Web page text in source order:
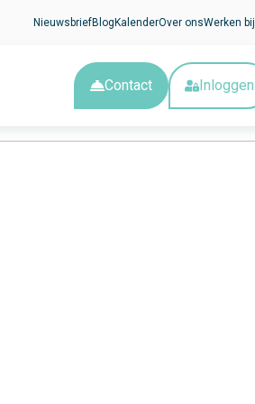
NieuwsbriefBlog KalenderOver onsWerken bij
Contact Inloggen